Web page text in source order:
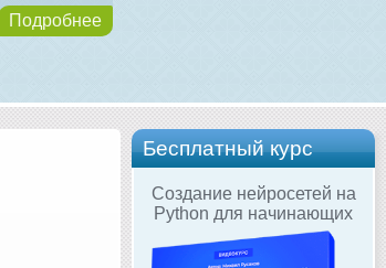
Подробнее
Бесплатный курс
Создание нейросетей на
Python для начинающих